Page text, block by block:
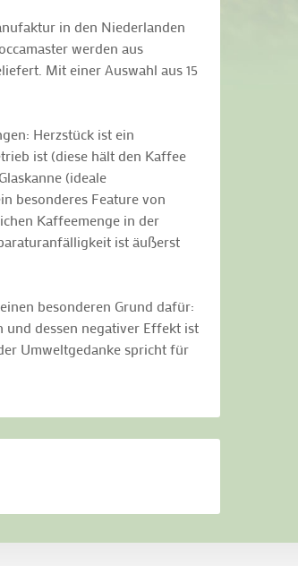
in den Niederlanden
werden aus
Mit einer Auswahl aus 15
Herzstück ist ein
ist (diese hält den Kaffee
(ideale
besonderes Feature von
Kaffeemenge in der
ist äußerst
besonderen Grund dafür:
dessen negativer Effekt ist
Umweltgedanke spricht für